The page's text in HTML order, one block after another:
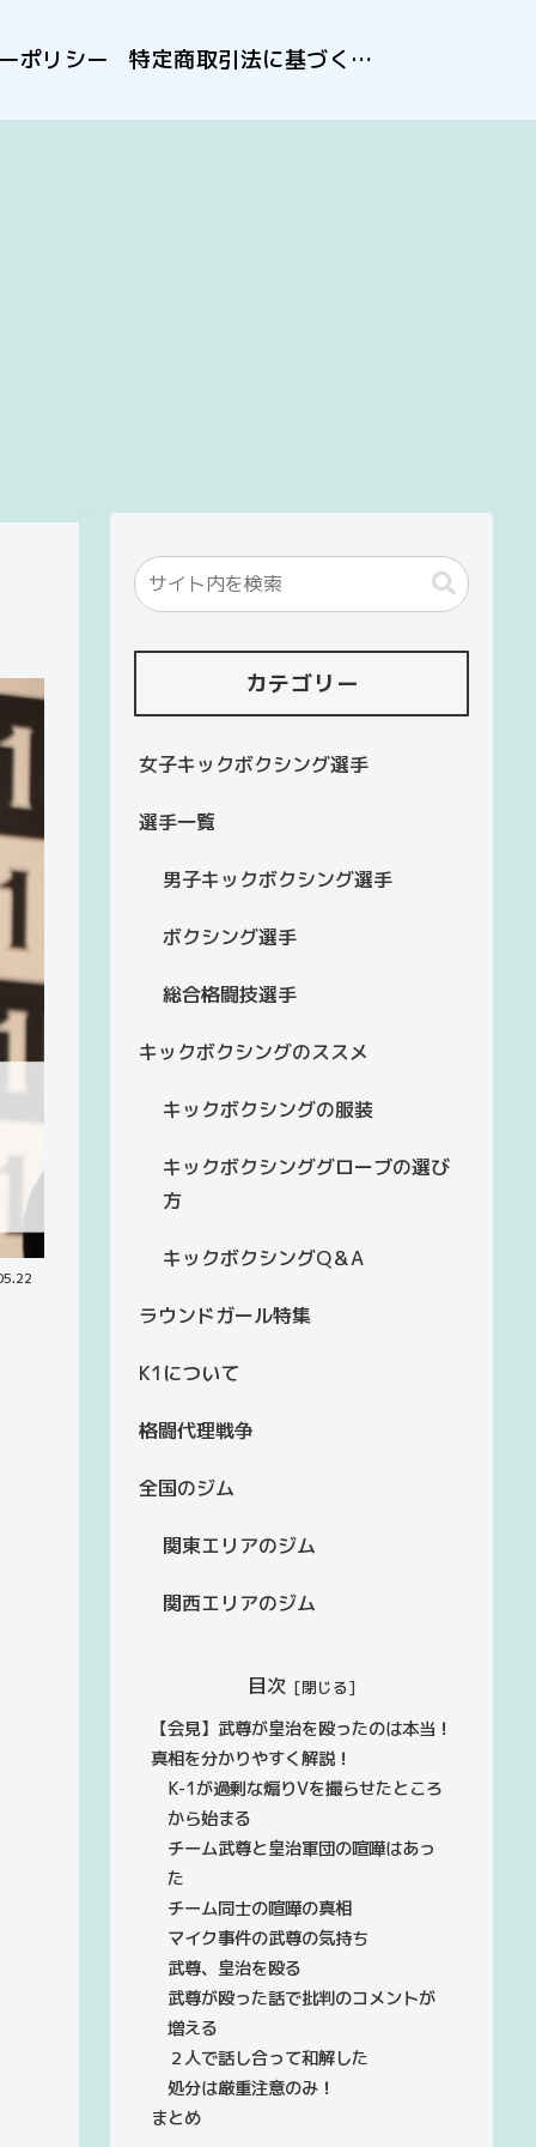
ポリシー 特定商取引法に基づく表記
カテゴリー
女子キックボクシング選手
選手一覧
男子キックボクシング選手
ボクシング選手
総合格闘技選手
キックボクシングのススメ
キックボクシングの服装
キックボクシンググローブの選び
方
キックボクシングQ＆A
ラウンドガール特集
K1について
格闘代理戦争
全国のジム
関東エリアのジム
関西エリアのジム
目次
【会見】武尊が皇治を殴ったのは本当！
真相を分かりやすく解説！
K-1が過剰な煽りVを撮らせたところ
から始まる
チーム武尊と皇治軍団の喧嘩はあっ
た
チーム同士の喧嘩の真相
マイク事件の武尊の気持ち
武尊、皇治を殴る
武尊が殴った話で批判のコメントが
増える
２人で話し合って和解した
処分は厳重注意のみ！
まとめ